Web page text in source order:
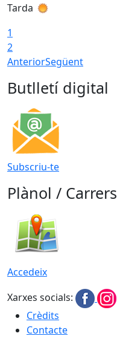
Tarda
1
2
AnteriorSegüent
Butlletí digital
Subscriu-te
Plànol / Carrers
Accedeix
Xarxes socials:
Crèdits
Contacte